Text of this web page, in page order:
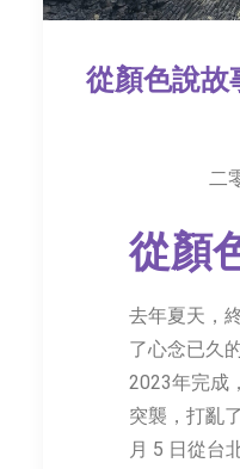
從顏色說故
二
從顏
去年夏天，
了心念已久
2023年完成
突襲，打亂
月 5 日從台